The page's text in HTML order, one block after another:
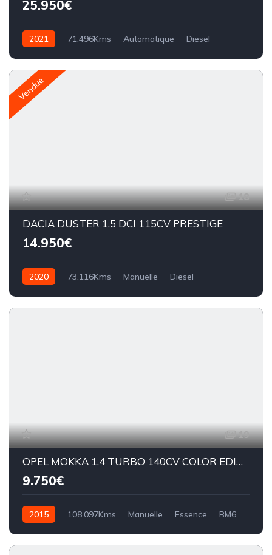
25.950€
2021 71.496Kms Automatique Diesel
Vendue
18
DACIA DUSTER 1.5 DCI 115CV PRESTIGE
14.950€
2020 73.116Kms Manuelle Diesel
19
OPEL MOKKA 1.4 TURBO 140CV COLOR EDITION
9.750€
2015 108.097Kms Manuelle Essence BM6